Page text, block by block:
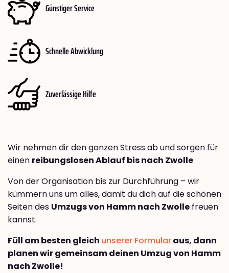
Günstiger Service
Schnelle Abwicklung
Zuverlässige Hilfe
Wir nehmen dir den ganzen Stress ab und sorgen für
einen reibungslosen Ablauf bis nach Zwolle
Von der Organisation bis zur Durchführung – wir
kümmern uns um alles, damit du dich auf die schönen
Seiten des Umzugs von Hamm nach Zwolle freuen
kannst.
Füll am besten gleich unserer Formularaus, dann
planen wir gemeinsam deinen Umzug von Hamm
nach Zwolle!